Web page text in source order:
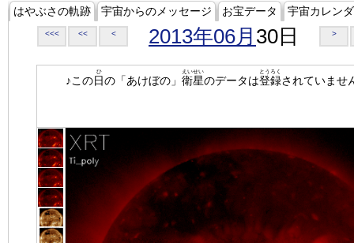
はやぶさの軌跡 宇宙からのメッセージ お宝データ 宇宙カレン
<<< << < 2013年06月 30日 >
♪この日
ひ
の「あけぼの」 衛星
えいせい
のデータは登録
とうろく
されていませ